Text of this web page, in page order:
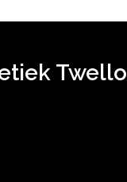
Twello